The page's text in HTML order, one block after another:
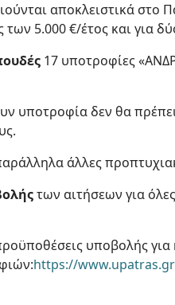
αποκλειστικά στο
5.000 €/έτος και για
17 υποτροφίες
υποτροφία δεν θα
άλλες
των αιτήσεων για
υποβολής
https://